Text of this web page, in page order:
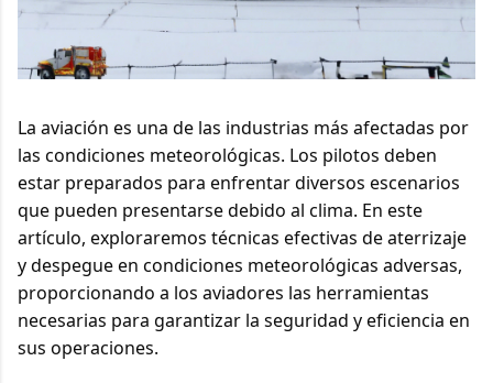
La aviación es una de las industrias más afectadas por
las condiciones meteorológicas. Los pilotos deben
estar preparados para enfrentar diversos escenarios
que pueden presentarse debido al clima. En este
artículo, exploraremos técnicas efectivas de aterrizaje
y despegue en condiciones meteorológicas adversas,
proporcionando a los aviadores las herramientas
necesarias para garantizar la seguridad y eficiencia en
sus operaciones.